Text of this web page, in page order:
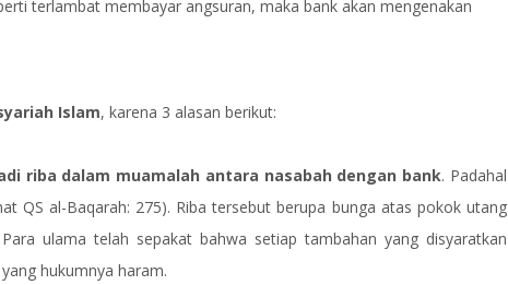
terlambat membayar angsuran, maka bank akan mengenakan
Islam, karena 3 alasan berikut:
riba dalam muamalah antara nasabah dengan bank. Padahal
QS al-Baqarah: 275). Riba tersebut berupa bunga atas pokok utang
ulama telah sepakat bahwa setiap tambahan yang disyaratkan
hukumnya haram.